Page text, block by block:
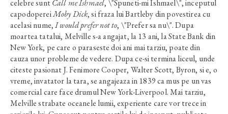
celebre suntCall me Ishmael, \"Spuneti-mi Ishmael\", inceputul
capodopereiMoby Dick, si fraza lui Bartleby din povestirea cu
acelasi nume,I would prefer not to, \"Prefer sa nu\". Dupa
moartea tatalui, Melville s-a angajat, la 13 ani, la State Bank din
New York, pe care o paraseste doi ani mai tarziu, poate din
cauza unor probleme de vedere. Dupa ce-si termina liceul, unde
citeste pasionat J. Fenimore Cooper, Walter Scott, Byron, si e, o
vreme, invatator la tara, se angajeaza in 1839 ca mus pe un vas
comercial care face drumul New York-Liverpool. Mai tarziu,
Melville strabate oceanele lumii, experiente care vor trece in